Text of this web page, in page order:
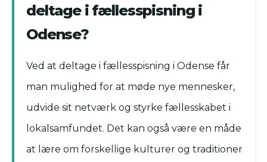
deltage i fællesspisning i
Odense?
Ved at deltage i fællesspisning i Odense får
man mulighed for at møde nye mennesker,
udvide sit netværk og styrke fællesskabet i
lokalsamfundet. Det kan også være en måde
at lære om forskellige kulturer og traditioner